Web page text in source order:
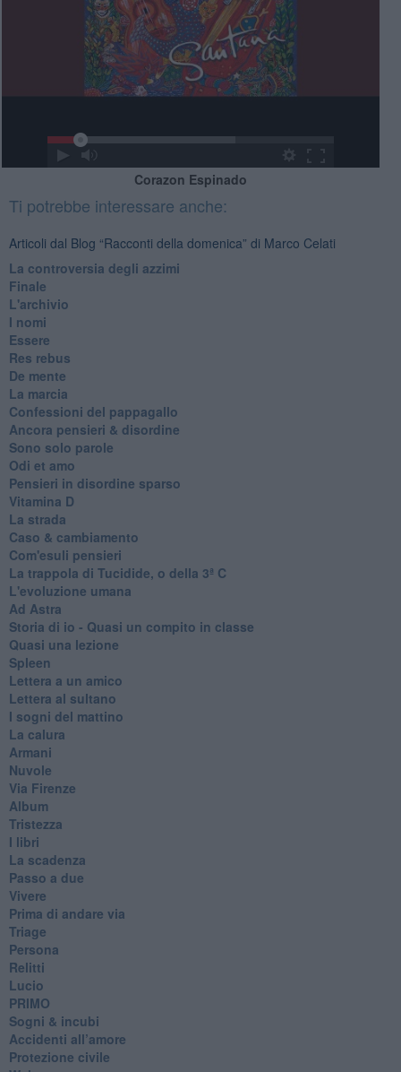
Corazon Espinado
Ti potrebbe interessare anche:
Articoli dal Blog “Racconti della domenica” di Marco Celati
La controversia degli azzimi
Finale
L'archivio
I nomi
Essere
Res rebus
De mente
La marcia
Confessioni del pappagallo
Ancora pensieri & disordine
Sono solo parole
Odi et amo
Pensieri in disordine sparso
Vitamina D
La strada
Caso & cambiamento
Com'esuli pensieri
La trappola di Tucidide, o della 3ª C
L'evoluzione umana
Ad Astra
Storia di io - Quasi un compito in classe
Quasi una lezione
Spleen
Lettera a un amico
Lettera al sultano
I sogni del mattino
La calura
Armani
Nuvole
Via Firenze
Album
Tristezza
I libri
La scadenza
Passo a due
Vivere
Prima di andare via
Triage
Persona
Relitti
Lucio
PRIMO
Sogni & incubi
Accidenti all’amore
Protezione civile